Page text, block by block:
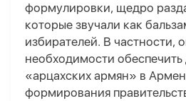
формулировки, щедро
которые звучали как
избирателей. В частности,
необходимости
«арцахских армян» в
формирования